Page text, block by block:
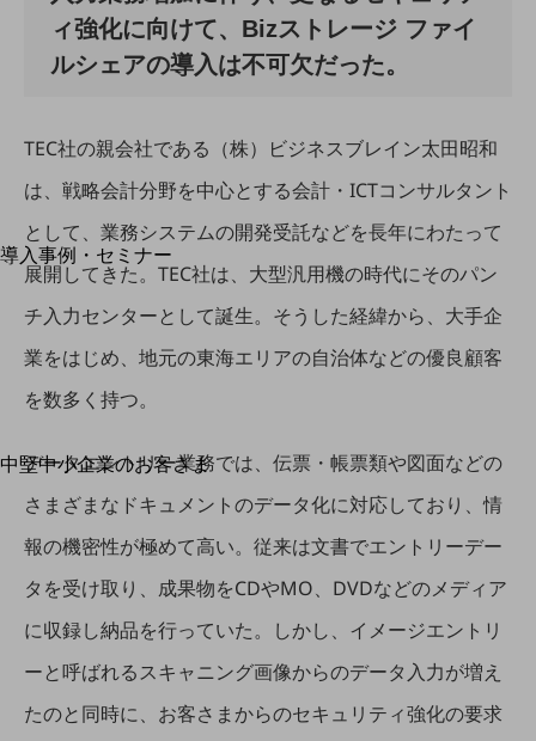
運用保守・故障紛失サポート
回線・ネットワーク
別ウィンドウで開きます
サービスをご利用中のお客さま
導入事例・セミナー
導入事例TOP
最新の導入事例や注目の導入事例をご紹介します
セミナー
開催・出展する各種セミナー、イベント情報をご紹介します
別ウィンドウで開きます
中堅中小企業のお客さま
NTTドコモビジネスウォッチ
ビジネスお役立ち情報
旬な話題やお役立ち資料などDXの課題を
解決するヒントをお届けする記事サイト
新着記事
お役立ち資料ダウンロード
トレンド記事特集
IT用語集
サービス・ソリューション
ィ強化に向けて、Bizストレージ ファイ
ルシェアの導入は不可欠だった。
TEC社の親会社である（株）ビジネスブレイン太田昭和
は、戦略会計分野を中心とする会計・ICTコンサルタント
として、業務システムの開発受託などを長年にわたって
展開してきた。TEC社は、大型汎用機の時代にそのパン
チ入力センターとして誕生。そうした経緯から、大手企
業をはじめ、地元の東海エリアの自治体などの優良顧客
を数多く持つ。
データエントリー業務では、伝票・帳票類や図面などの
さまざまなドキュメントのデータ化に対応しており、情
報の機密性が極めて高い。従来は文書でエントリーデー
タを受け取り、成果物をCDやMO、DVDなどのメディア
に収録し納品を行っていた。しかし、イメージエントリ
ーと呼ばれるスキャニング画像からのデータ入力が増え
たのと同時に、お客さまからのセキュリティ強化の要求